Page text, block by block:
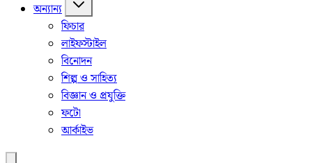
অন্যান্য
ফিচার
লাইফস্টাইল
বিনোদন
শিল্প ও সাহিত্য
বিজ্ঞান ও প্রযুক্তি
ফটো
আর্কাইভ